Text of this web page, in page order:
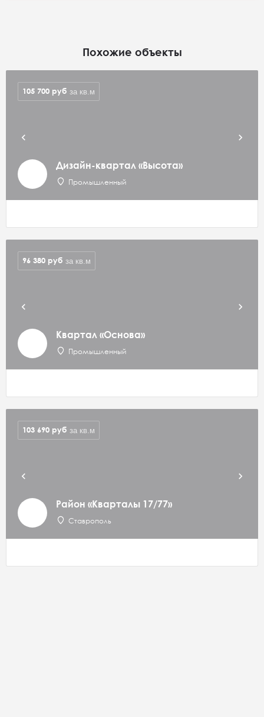
Похожие объекты
Дизайн-квартал «Высота»
Промышленный
105 700 руб за кв.м
Квартал «Основа»
Промышленный
96 380 руб за кв.м
Район «Кварталы 17/77»
Ставрополь
103 690 руб за кв.м